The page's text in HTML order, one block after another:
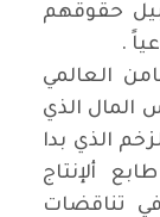
حقوقهم
.
العالمي
المال الذي
الذي بدا
ألإنتاج
تناقضات